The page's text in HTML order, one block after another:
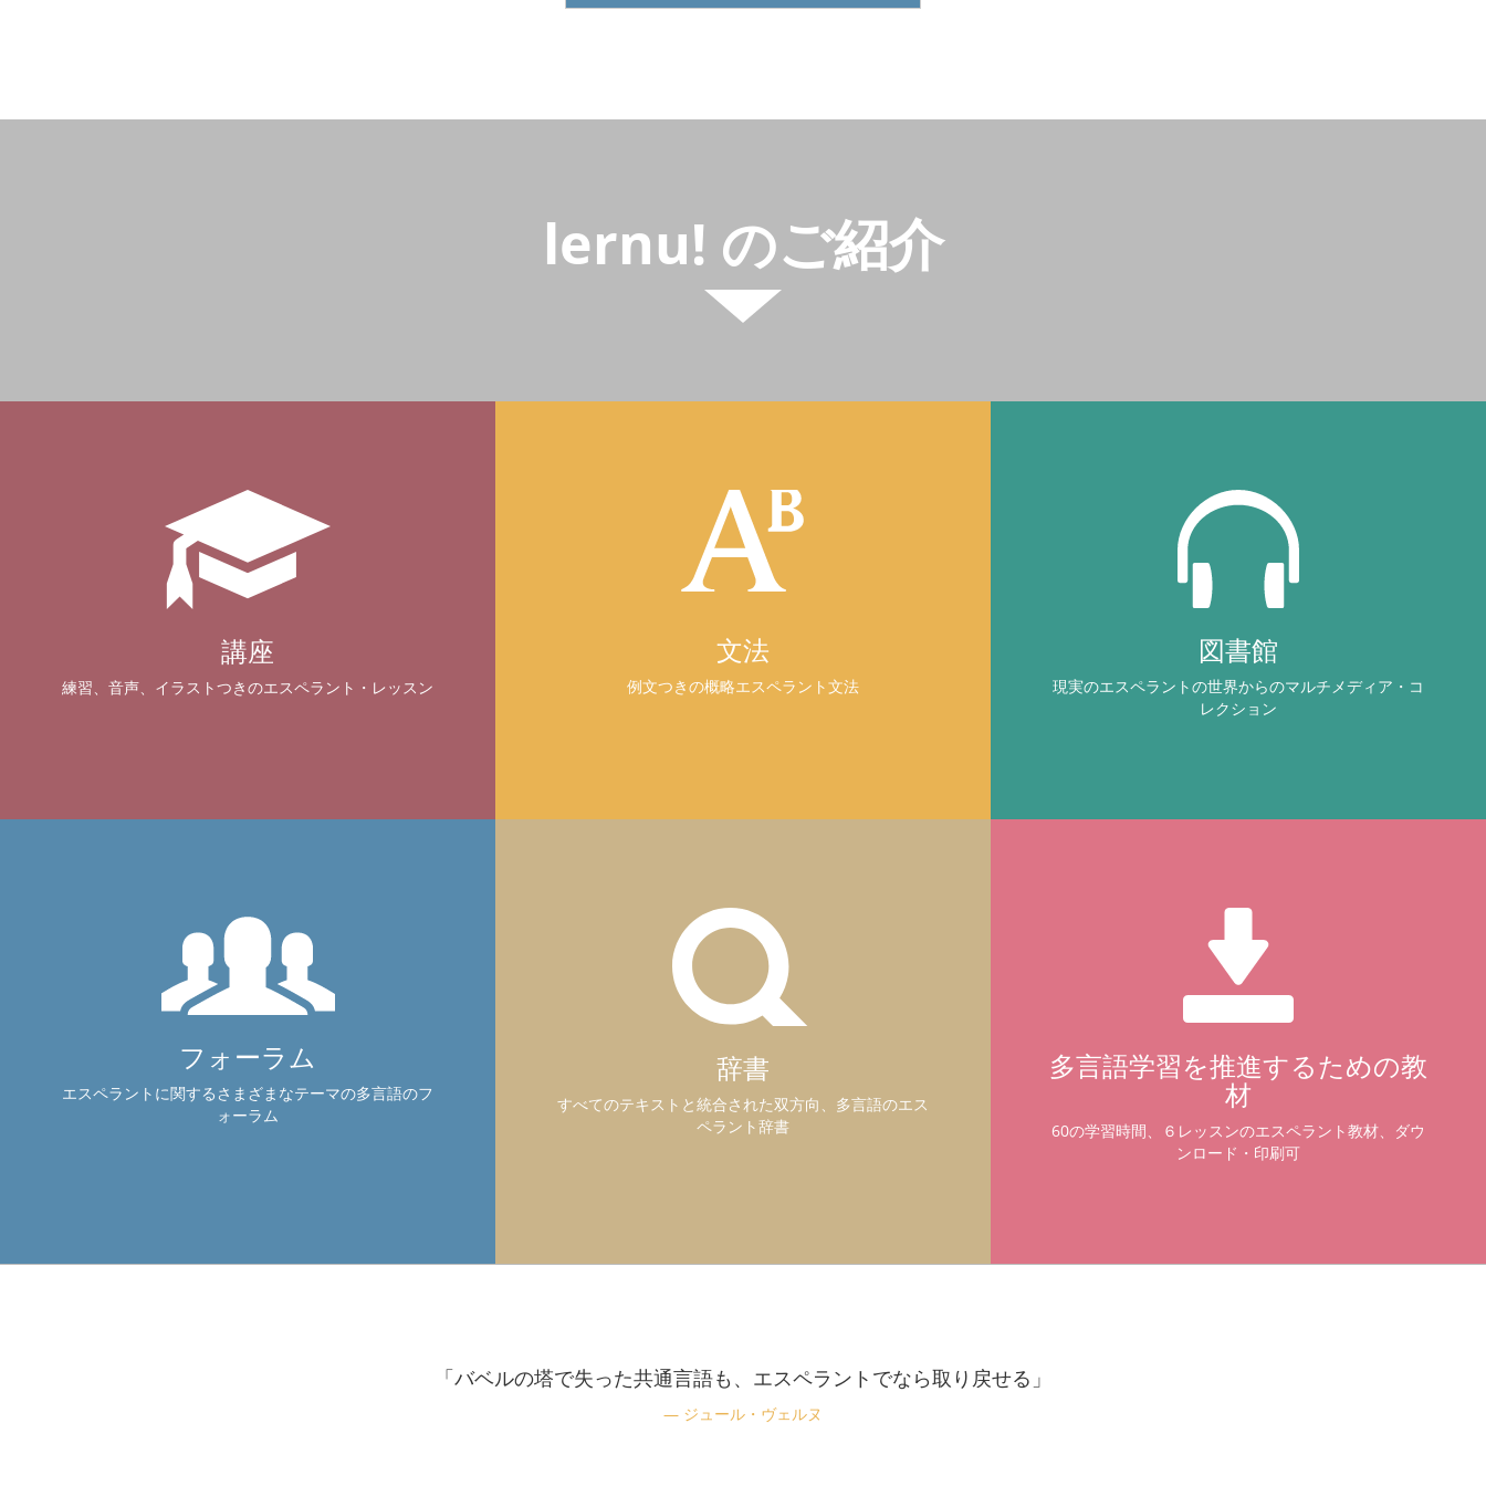
lernu! のご紹介
講座
練習、音声、イラストつきのエスペラント・レッスン
文法
例文つきの概略エスペラント文法
図書館
現実のエスペラントの世界からのマルチメディア・コ
レクション
フォーラム
エスペラントに関するさまざまなテーマの多言語のフ
ォーラム
辞書
すべてのテキストと統合された双方向、多言語のエス
ペラント辞書
多言語学習を推進するための教
材
60の学習時間、６レッスンのエスペラント教材、ダウ
ンロード・印刷可
「バベルの塔で失った共通言語も、エスペラントでなら取り戻せる」
ジュール・ヴェルヌ